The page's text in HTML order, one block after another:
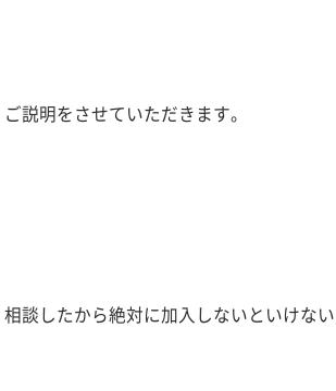
ご説明をさせていただきます。
相談したから絶対に加入しないといけない